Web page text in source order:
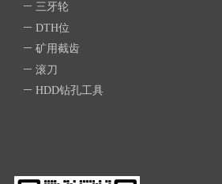
ꄵ 三牙轮
ꄵ DTH位
ꄵ 矿用截齿
ꄵ 滚刀
ꄵ HDD钻孔工具